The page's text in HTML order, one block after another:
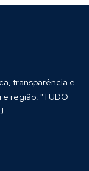
transparência e
e região. "TUDO